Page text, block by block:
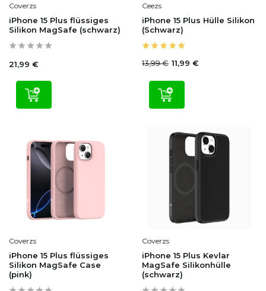
Coverzs
iPhone 15 Plus flüssiges
Silikon MagSafe (schwarz)
21,99 €
Ceezs
iPhone 15 Plus Hülle Silikon
(Schwarz)
13,99 € 11,99 €
Coverzs
iPhone 15 Plus flüssiges
Silikon MagSafe Case
(pink)
Coverzs
iPhone 15 Plus Kevlar
MagSafe Silikonhülle
(schwarz)